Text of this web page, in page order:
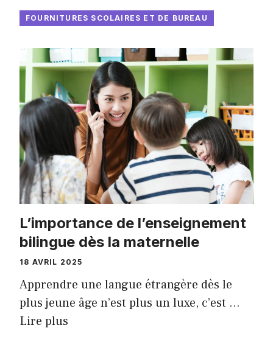
FOURNITURES SCOLAIRES ET DE BUREAU
L’importance de l’enseignement
bilingue dès la maternelle
18 AVRIL 2025
Apprendre une langue étrangère dès le
plus jeune âge n’est plus un luxe, c’est …
Lire plus